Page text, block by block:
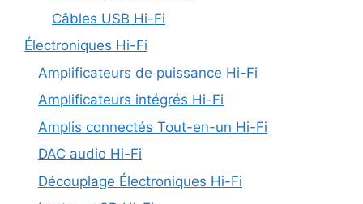
Câbles USB Hi-Fi
Électroniques Hi-Fi
Amplificateurs de puissance Hi-Fi
Amplificateurs intégrés Hi-Fi
Amplis connectés Tout-en-un Hi-Fi
DAC audio Hi-Fi
Découplage Électroniques Hi-Fi